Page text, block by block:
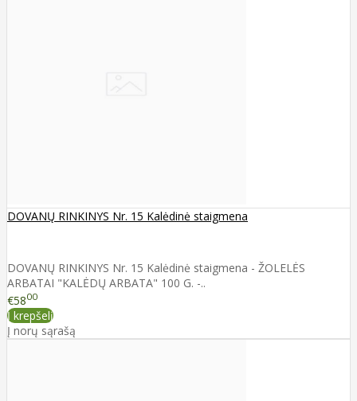
DOVANŲ RINKINYS Nr. 15 Kalėdinė staigmena
DOVANŲ RINKINYS Nr. 15 Kalėdinė staigmena - ŽOLELĖS
ARBATAI "KALĖDŲ ARBATA" 100 G. -..
€5800
Į krepšelį
Į norų sąrašą